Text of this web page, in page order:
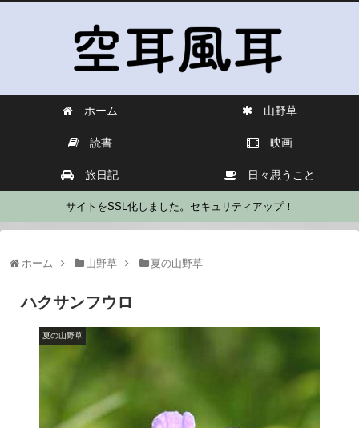
ホーム 山野草
読書 映画
旅日記 日々思うこと
サイトをSSL化しました。セキュリティアップ！
ホーム 山野草 夏の山野草
ハクサンフウロ
夏の山野草